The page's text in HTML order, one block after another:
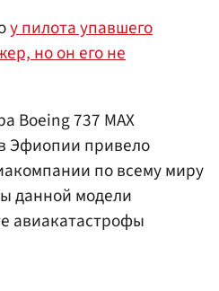
у пилота упавшего
но он его не
Boeing 737 MAX
Эфиопии привело
по всему миру
данной модели
авиакатастрофы